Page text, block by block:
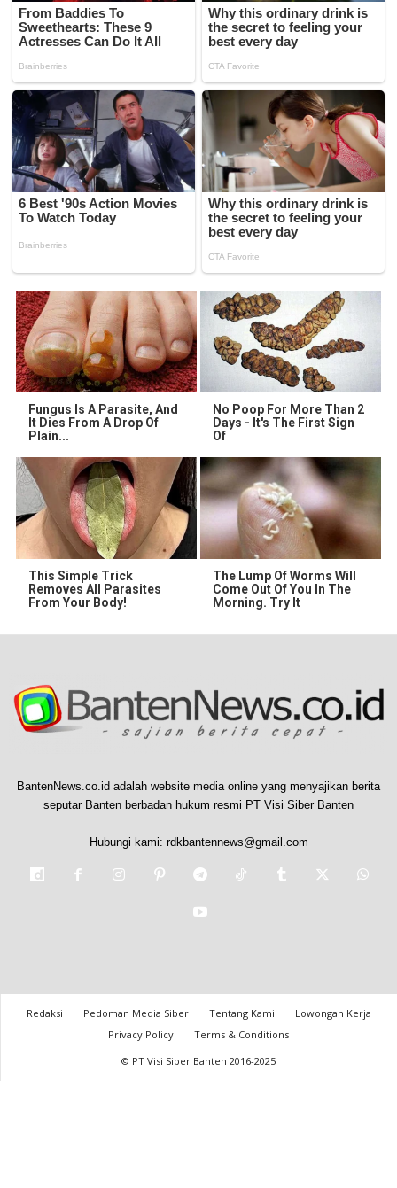
Fungus Is A Parasite, And
It Dies From A Drop Of
Plain...
No Poop For More Than 2
Days - It's The First Sign
Of
This Simple Trick
Removes All Parasites
From Your Body!
The Lump Of Worms Will
Come Out Of You In The
Morning. Try It
BantenNews.co.id adalah website media online yang menyajikan berita
seputar Banten berbadan hukum resmi PT Visi Siber Banten
Hubungi kami: rdkbantennews@gmail.com
Redaksi Pedoman Media Siber Tentang Kami
Lowongan Kerja
Privacy Policy
Terms & Conditions
© PT Visi Siber Banten 2016-2025